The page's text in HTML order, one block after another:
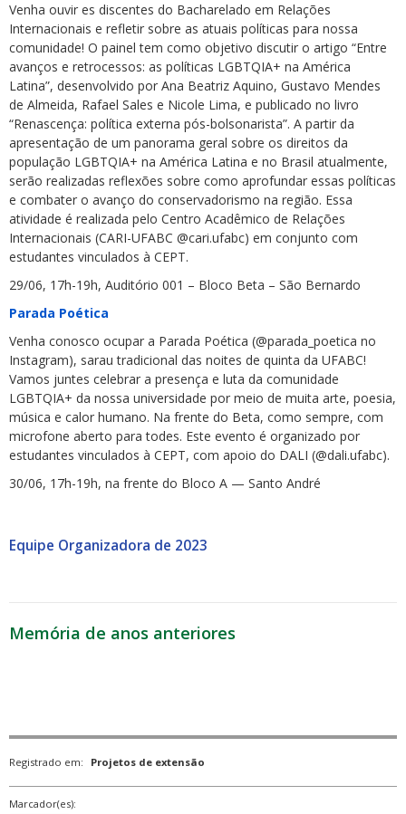
Venha ouvir es discentes do Bacharelado em Relações
Internacionais e refletir sobre as atuais políticas para nossa
comunidade! O painel tem como objetivo discutir o artigo “Entre
avanços e retrocessos: as políticas LGBTQIA+ na América
Latina”, desenvolvido por Ana Beatriz Aquino, Gustavo Mendes
de Almeida, Rafael Sales e Nicole Lima, e publicado no livro
“Renascença: política externa pós-bolsonarista”. A partir da
apresentação de um panorama geral sobre os direitos da
população LGBTQIA+ na América Latina e no Brasil atualmente,
serão realizadas reflexões sobre como aprofundar essas políticas
e combater o avanço do conservadorismo na região. Essa
atividade é realizada pelo Centro Acadêmico de Relações
Internacionais (CARI-UFABC @cari.ufabc) em conjunto com
estudantes vinculados à CEPT.
29/06, 17h-19h, Auditório 001 – Bloco Beta – São Bernardo
Parada Poética
Venha conosco ocupar a Parada Poética (@parada_poetica no
Instagram), sarau tradicional das noites de quinta da UFABC!
Vamos juntes celebrar a presença e luta da comunidade
LGBTQIA+ da nossa universidade por meio de muita arte, poesia,
música e calor humano. Na frente do Beta, como sempre, com
microfone aberto para todes. Este evento é organizado por
estudantes vinculados à CEPT, com apoio do DALI (@dali.ufabc).
30/06, 17h-19h, na frente do Bloco A — Santo André
Equipe Organizadora de 2023
Memória de anos anteriores
Registrado em: Projetos de extensão
Marcador(es):